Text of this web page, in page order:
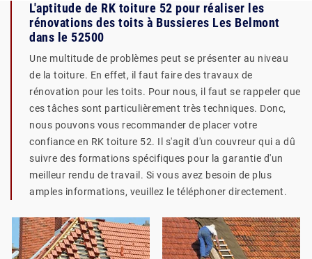
L'aptitude de RK toiture 52 pour réaliser les
rénovations des toits à Bussieres Les Belmont
dans le 52500
Une multitude de problèmes peut se présenter au niveau
de la toiture. En effet, il faut faire des travaux de
rénovation pour les toits. Pour nous, il faut se rappeler que
ces tâches sont particulièrement très techniques. Donc,
nous pouvons vous recommander de placer votre
confiance en RK toiture 52. Il s'agit d'un couvreur qui a dû
suivre des formations spécifiques pour la garantie d'un
meilleur rendu de travail. Si vous avez besoin de plus
amples informations, veuillez le téléphoner directement.